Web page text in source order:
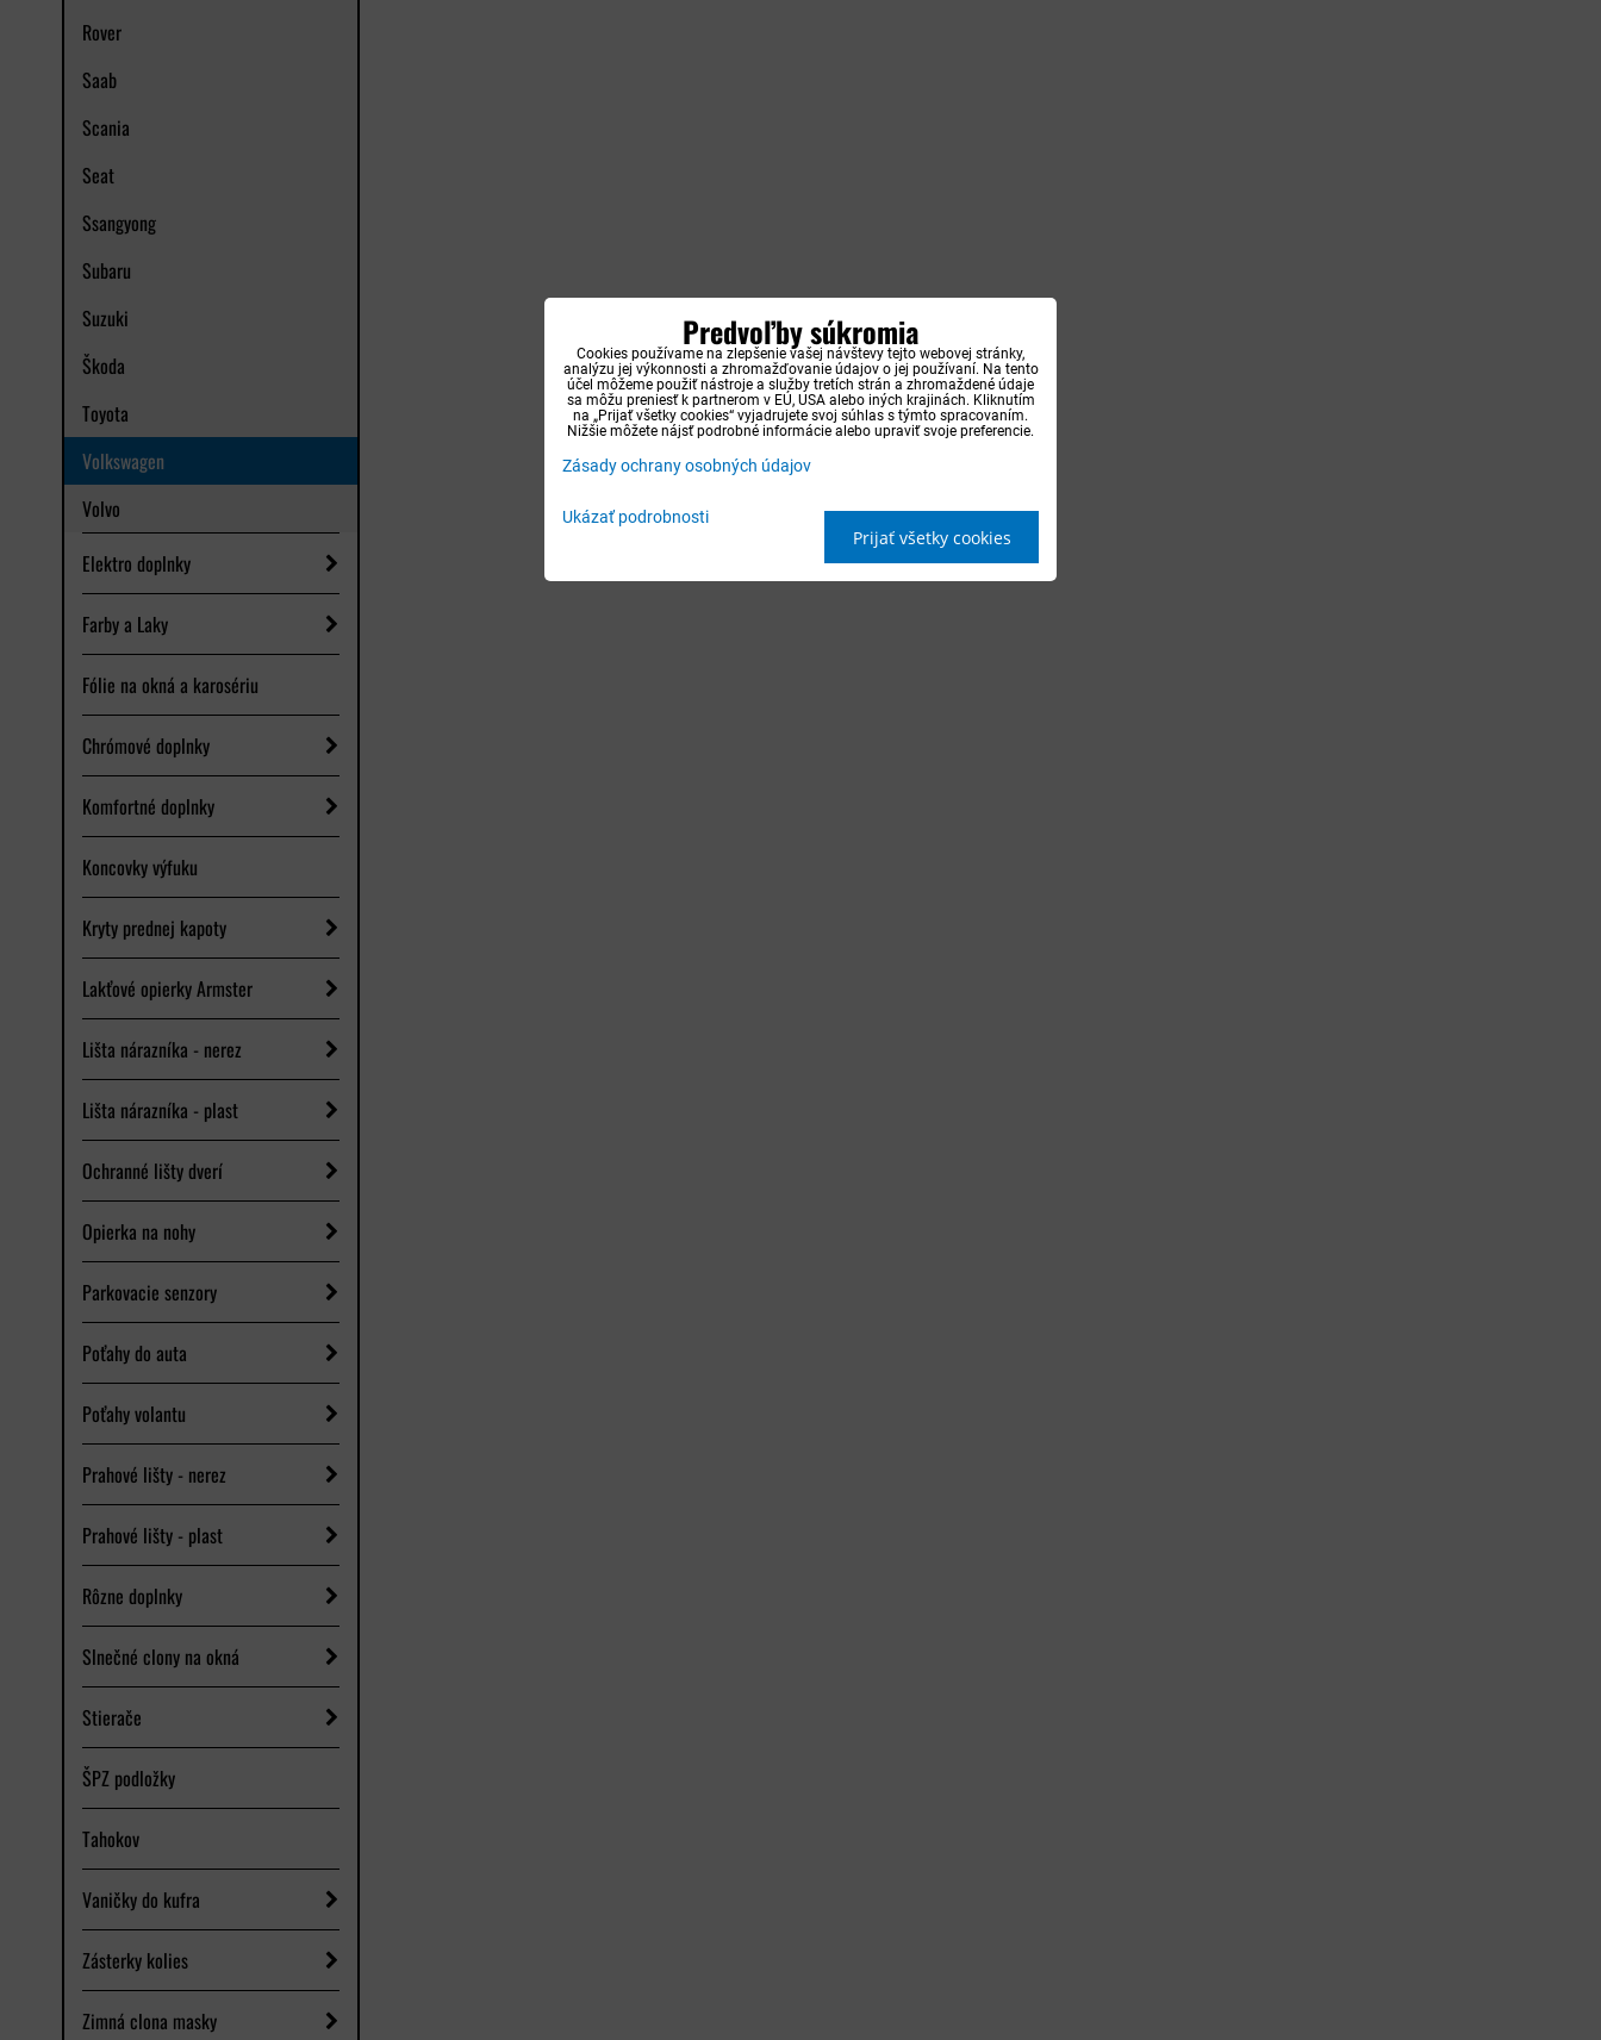
Rover
Saab
Scania
Seat
Ssangyong
Subaru
Suzuki
Škoda
Toyota
Volkswagen
Volvo
Elektro doplnky
Farby a Laky
Fólie na okná a karosériu
Chrómové doplnky
Komfortné doplnky
Koncovky výfuku
Kryty prednej kapoty
Lakťové opierky Armster
Lišta nárazníka - nerez
Lišta nárazníka - plast
Ochranné lišty dverí
Opierka na nohy
Parkovacie senzory
Poťahy do auta
Poťahy volantu
Prahové lišty - nerez
Prahové lišty - plast
Rôzne doplnky
Slnečné clony na okná
Stierače
ŠPZ podložky
Tahokov
Vaničky do kufra
Zásterky kolies
Zimná clona masky
Predvoľby súkromia
Cookies používame na zlepšenie vašej návštevy tejto webovej stránky,
analýzu jej výkonnosti a zhromažďovanie údajov o jej používaní. Na tento
účel môžeme použiť nástroje a služby tretích strán a zhromaždené údaje
sa môžu preniesť k partnerom v EÚ, USA alebo iných krajinách. Kliknutím
na „Prijať všetky cookies“ vyjadrujete svoj súhlas s týmto spracovaním.
Nižšie môžete nájsť podrobné informácie alebo upraviť svoje preferencie.
Zásady ochrany osobných údajov
Ukázať podrobnosti
Prijať všetky cookies